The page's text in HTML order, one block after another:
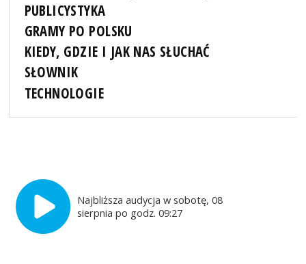
PUBLICYSTYKA
GRAMY PO POLSKU
KIEDY, GDZIE I JAK NAS SŁUCHAĆ
SŁOWNIK
TECHNOLOGIE
Najbliższa audycja w sobotę, 08
sierpnia po godz. 09:27